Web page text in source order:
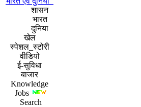
शासन
भारत
दुनिया
खेल
स्पेशल_स्टोरी
वीडियो
ई-सुविधा
बाजार
Knowledge
Jobs
Search